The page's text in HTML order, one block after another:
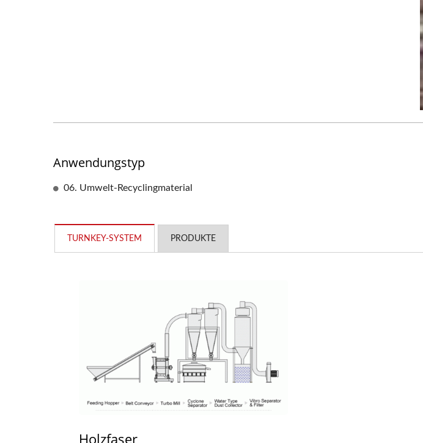
Anwendungstyp
06. Umwelt-Recyclingmaterial
TURNKEY-SYSTEM PRODUKTE
Holzfaser